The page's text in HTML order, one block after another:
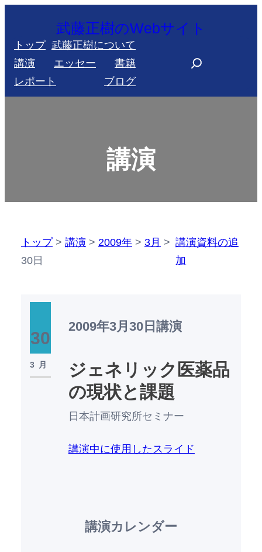
を
ス
キ
武藤正樹のWebサイト
トップ 武藤正樹について
講演
エッセー
書籍
レポート
ブログ
講演
トップ> 講演 > 2009年 > 3月 >
30日
講演資料の追
加
30
3月
2009年3月30日 講演
ジェネリック医薬品
の現状と課題
日本計画研究所セミナー
講演中に使用したスライド
講演カレンダー